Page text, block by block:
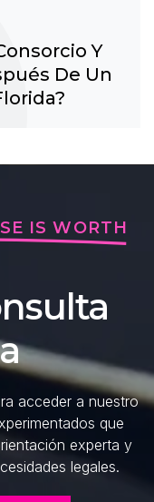
Y
De Un
IS WORTH
acceder a nuestro
que
experta y
legales.